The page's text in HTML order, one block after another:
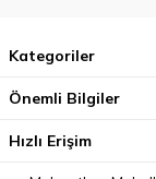
Kategoriler
Önemli Bilgiler
Hızlı Erişim